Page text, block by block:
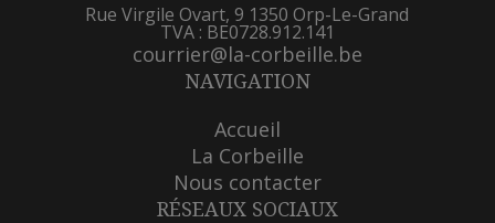
Rue Virgile Ovart, 9 1350 Orp-Le-Grand
TVA : BE0728.912.141
courrier@la-corbeille.be
NAVIGATION
Accueil
La Corbeille
Nous contacter
RÉSEAUX SOCIAUX